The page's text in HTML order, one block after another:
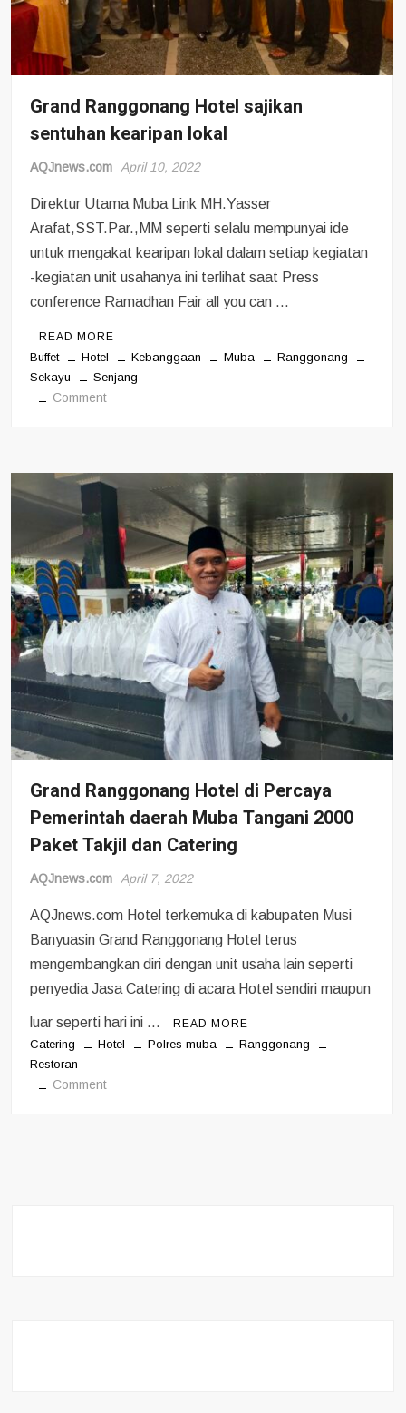
Grand Ranggonang Hotel sajikan
sentuhan kearipan lokal
AQJnews.com April 10, 2022
Direktur Utama Muba Link MH.Yasser
Arafat,SST.Par.,MM seperti selalu mempunyai ide
untuk mengakat kearipan lokal dalam setiap kegiatan
-kegiatan unit usahanya ini terlihat saat Press
conference Ramadhan Fair all you can …
READ MORE
Buffet Hotel Kebanggaan Muba
Ranggonang
Sekayu
Senjang
Commenton
sajikan
sentuhan
kearipan
lokal
Grand Ranggonang Hotel di Percaya
Pemerintah daerah Muba Tangani 2000
Paket Takjil dan Catering
AQJnews.com April 7, 2022
AQJnews.com Hotel terkemuka di kabupaten Musi
Banyuasin Grand Ranggonang Hotel terus
mengembangkan diri dengan unit usaha lain seperti
penyedia Jasa Catering di acara Hotel sendiri maupun
luar seperti hari ini … READ MORE
Catering Hotel Polres muba
Ranggonang
Restoran
Commenton